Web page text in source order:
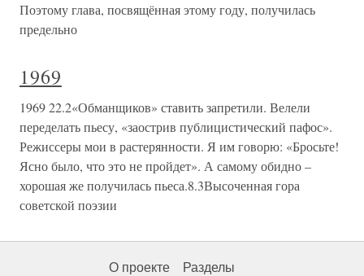
Поэтому глава, посвящённая этому году, получилась
предельно
1969
1969 22.2«Обманщиков» ставить запретили. Велели
переделать пьесу, «заострив публицистический пафос».
Режиссеры мои в растерянности. Я им говорю: «Бросьте!
Ясно было, что это не пройдет». А самому обидно –
хорошая же получилась пьеса.8.3Высоченная гора
советской поэзии
О проекте Разделы